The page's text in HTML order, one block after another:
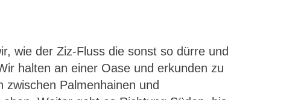
wie der Ziz-Fluss die sonst so dürre und
halten an einer Oase und erkunden zu
Palmenhainen und